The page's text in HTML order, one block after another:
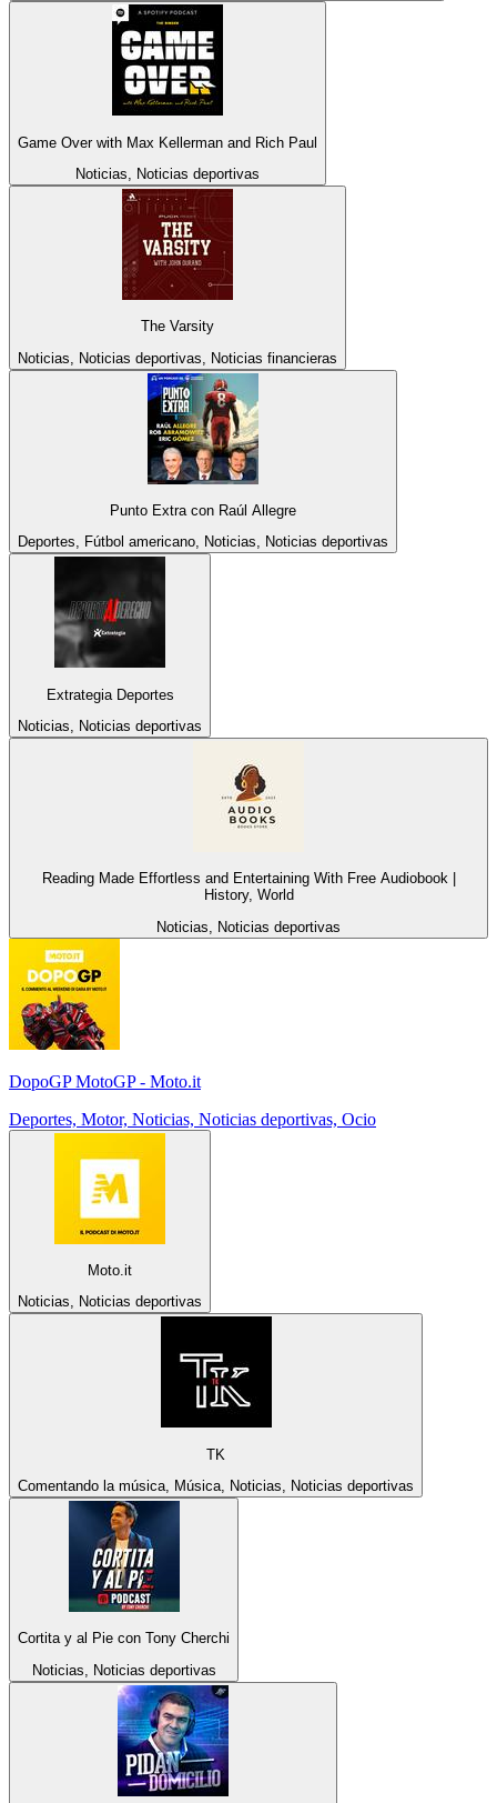
Game Over with Max Kellerman and Rich Paul
Noticias, Noticias deportivas
The Varsity
Noticias, Noticias deportivas, Noticias financieras
Punto Extra con Raúl Allegre
Deportes, Fútbol americano, Noticias, Noticias deportivas
Extrategia Deportes
Noticias, Noticias deportivas
Reading Made Effortless and Entertaining With Free Audiobook |
History, World
Noticias, Noticias deportivas
DopoGP MotoGP - Moto.it
Deportes, Motor, Noticias, Noticias deportivas, Ocio
Moto.it
Noticias, Noticias deportivas
TK
Comentando la música, Música, Noticias, Noticias deportivas
Cortita y al Pie con Tony Cherchi
Noticias, Noticias deportivas